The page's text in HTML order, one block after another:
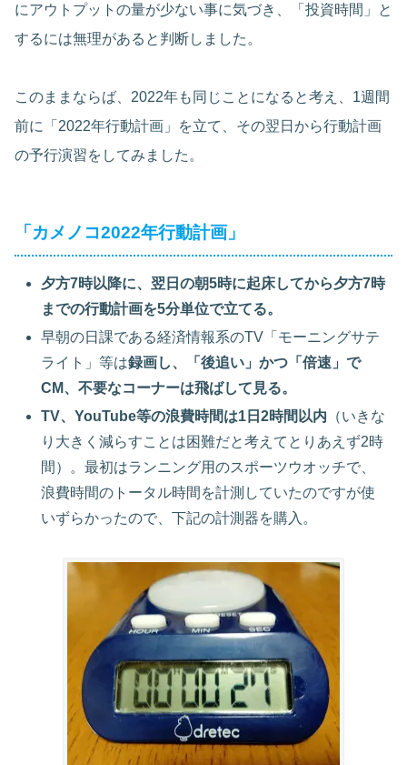
にアウトプットの量が少ない事に気づき、「投資時間」と
するには無理があると判断しました。
このままならば、2022年も同じことになると考え、1週間
前に「2022年行動計画」を立て、その翌日から行動計画
の予行演習をしてみました。
「カメノコ2022年行動計画」
夕方7時以降に、翌日の朝5時に起床してから夕方7時
までの行動計画を5分単位で立てる。
早朝の日課である経済情報系のTV「モーニングサテ
ライト」等は録画し、「後追い」かつ「倍速」で
CM、不要なコーナーは飛ばして見る。
TV、YouTube等の浪費時間は1日2時間以内 （いきな
り大きく減らすことは困難だと考えてとりあえず2時
間）。最初はランニング用のスポーツウオッチで、
浪費時間のトータル時間を計測していたのですが使
いずらかったので、下記の計測器を購入。